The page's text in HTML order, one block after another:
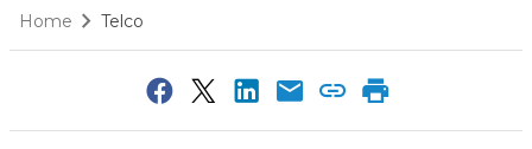
Home Telco